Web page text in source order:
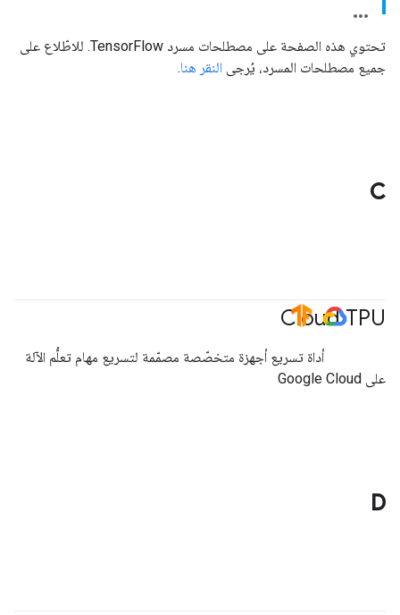
تحتوي هذه الصفحة على مصطلحات مسرد TensorFlow. للاطّلاع على
جميع مصطلحات المسرد، يُرجى النقر هنا.
C
Cloud TPU
#TensorFlow
أداة تسريع أجهزة متخصّصة مصمّمة لتسريع مهام تعلُّم الآلة
على Google Cloud
D